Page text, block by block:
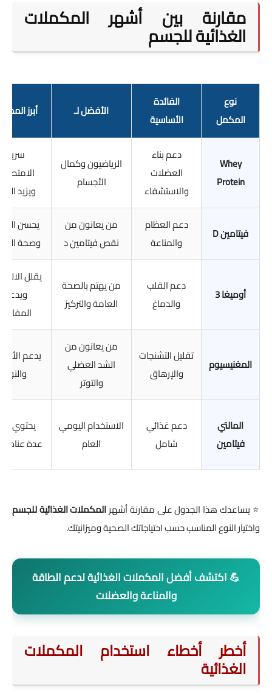
مقارنة بين أشهر المكملات
الغذائية للجسم
نوع
المكمل
الفائدة
الأساسية
الأفضل لـ أبرز
Whey
Protein
دعم بناء
العضلات
والاستشفاء
الرياضيون وكمال
الأجسام
سريع
ويزيد
فيتامين D
دعم العظام
والمناعة
من يعانون من
نقص فيتامين د
يحسن
وصحة
أوميغا 3
دعم القلب
والدماغ
من يهتم بالصحة
العامة والتركيز
يقلل
ويدعم
المغنيسيوم
تقليل التشنجات
والإرهاق
من يعانون من
الشد العضلي
والتوتر
يدعم
والنوم
المالتي
فيتامين
دعم غذائي
شامل
الاستخدام اليومي
العام
يحتوي
عدة عناصر
⭐ يساعدك هذا الجدول على مقارنة أشهرالمكملات الغذائية للجسم
واختيار النوع المناسب حسب احتياجاتك الصحية وميزانيتك.
💪 اكتشف أفضل المكملات الغذائية لدعم الطاقة
والمناعة والعضلات
أخطر أخطاء استخدام المكملات
الغذائية